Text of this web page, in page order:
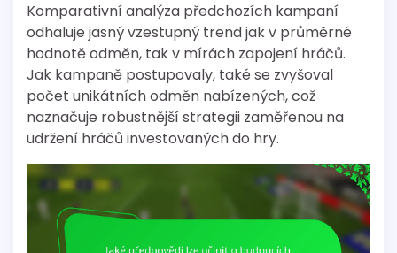
Komparativní analýza předchozích kampaní
odhaluje jasný vzestupný trend jak v průměrné
hodnotě odměn, tak v mírách zapojení hráčů.
Jak kampaně postupovaly, také se zvyšoval
počet unikátních odměn nabízených, což
naznačuje robustnější strategii zaměřenou na
udržení hráčů investovaných do hry.